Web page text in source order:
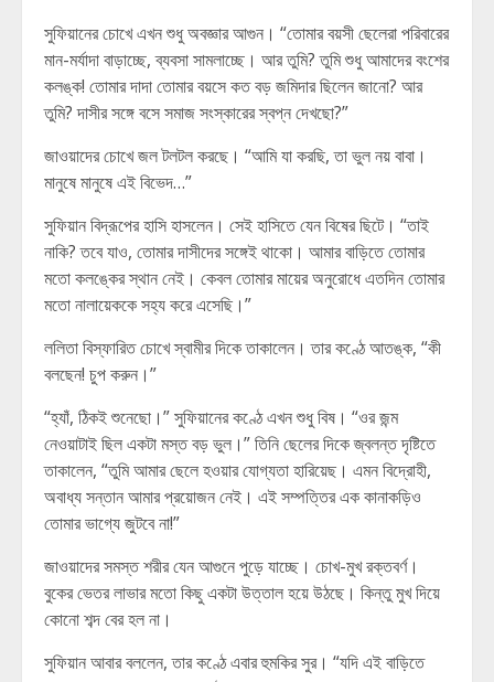
সুফিয়ানের চোখে এখন শুধু অবজ্ঞার আগুন। “তোমার বয়সী ছেলেরা পরিবারের
মান-মর্যাদা বাড়াচ্ছে, ব্যবসা সামলাচ্ছে। আর তুমি? তুমি শুধু আমাদের বংশের
কলঙ্ক! তোমার দাদা তোমার বয়সে কত বড় জমিদার ছিলেন জানো? আর
তুমি? দাসীর সঙ্গে বসে সমাজ সংস্কারের স্বপ্ন দেখছো?”
জাওয়াদের চোখে জল টলটল করছে। “আমি যা করছি, তা ভুল নয় বাবা।
মানুষে মানুষে এই বিভেদ…”
সুফিয়ান বিদ্রূপের হাসি হাসলেন। সেই হাসিতে যেন বিষের ছিটে। “তাই
নাকি? তবে যাও, তোমার দাসীদের সঙ্গেই থাকো। আমার বাড়িতে তোমার
মতো কলঙ্কের স্থান নেই। কেবল তোমার মায়ের অনুরোধে এতদিন তোমার
মতো নালায়েককে সহ্য করে এসেছি।”
ললিতা বিস্ফারিত চোখে স্বামীর দিকে তাকালেন। তার কণ্ঠে আতঙ্ক, “কী
বলছেন! চুপ করুন।”
“হ্যাঁ, ঠিকই শুনেছো।” সুফিয়ানের কণ্ঠে এখন শুধু বিষ। “ওর জন্ম
নেওয়াটাই ছিল একটা মস্ত বড় ভুল।” তিনি ছেলের দিকে জ্বলন্ত দৃষ্টিতে
তাকালেন, “তুমি আমার ছেলে হওয়ার যোগ্যতা হারিয়েছ। এমন বিদ্রোহী,
অবাধ্য সন্তান আমার প্রয়োজন নেই। এই সম্পত্তির এক কানাকড়িও
তোমার ভাগ্যে জুটবে না!”
জাওয়াদের সমস্ত শরীর যেন আগুনে পুড়ে যাচ্ছে। চোখ-মুখ রক্তবর্ণ।
বুকের ভেতর লাভার মতো কিছু একটা উত্তাল হয়ে উঠছে। কিন্তু মুখ দিয়ে
কোনো শব্দ বের হল না।
সুফিয়ান আবার বললেন, তার কণ্ঠে এবার হুমকির সুর। “যদি এই বাড়িতে